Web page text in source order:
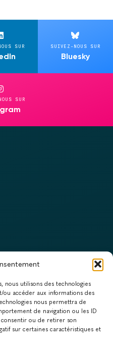
nous utilisons des technologies
accéder aux informations des
nous permettra de
de navigation ou les ID
ou de retirer son
sur certaines caractéristiques et
SUR SUIVEZ-NOUS SUR
Bluesky
SUR